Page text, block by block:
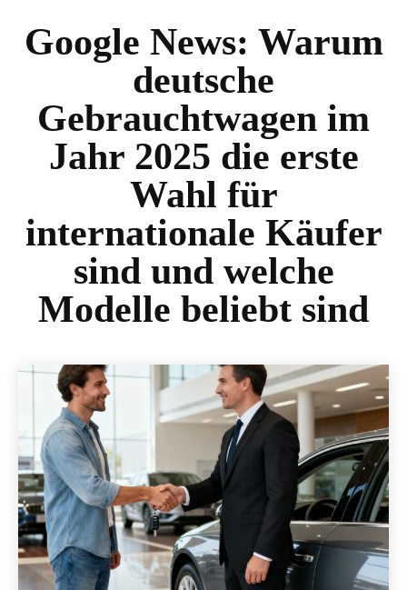
Google News: Warum
deutsche
Gebrauchtwagen im
Jahr 2025 die erste
Wahl für
internationale Käufer
sind und welche
Modelle beliebt sind